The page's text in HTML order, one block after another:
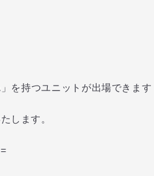
を持つユニットが出場できます
します。